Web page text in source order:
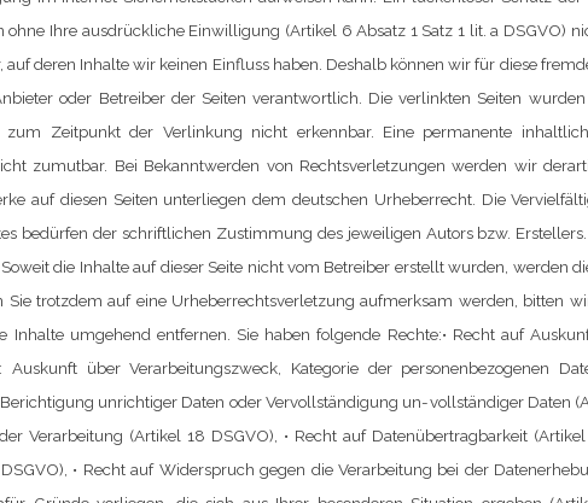
Ihre ausdrückliche Einwilligung (Artikel 6 Absatz 1 Satz 1 lit. a DSGVO)
deren Inhalte wir keinen Einfluss haben. Deshalb können wir für diese
oder Betreiber der Seiten verantwortlich. Die verlinkten Seiten
Zeitpunkt der Verlinkung nicht erkennbar. Eine permanente
zumutbar. Bei Bekanntwerden von Rechtsverletzungen werden wir
auf diesen Seiten unterliegen dem deutschen Urheberrecht. Die
bedürfen der schriftlichen Zustimmung des jeweiligen Autors bzw.
Soweit die Inhalte auf dieser Seite nicht vom Betreiber erstellt wurden, werden
Sie trotzdem auf eine Urheberrechtsverletzung aufmerksam werden, bitten
Inhalte umgehend entfernen. Sie haben folgende Rechte:• Recht auf
über Verarbeitungszweck, Kategorie der personenbezogenen
unrichtiger Daten oder Vervollständigung un-vollständiger Daten
Verarbeitung (Artikel 18 DSGVO), • Recht auf Datenübertragbarkeit
• Recht auf Widerspruch gegen die Verarbeitung bei der